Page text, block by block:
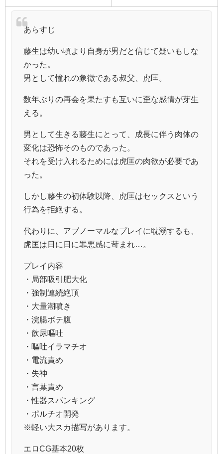
あらすじ
藤生は幼い頃より自身が男だと信じて疑いもしな
かった。
男として憧れの象徴である叔父、虎匡。
数年ぶりの再会を果たすも互いに歪な感情が芽生
える。
男として生きる藤生にとって、成長に伴う肉体の
変化は恐怖そのものであった。
それを受け入れるためには虎匡の肉欲が必要であ
った。
しかし藤生の初体験以降、虎匡はセックスという
行為を拒絶する。
代わりに、アブノーマルなプレイに耽溺するも、
虎匡は日に日に罪悪感に苛まれ…。
プレイ内容
・局部吸引肥大化
・強制連続絶頂
・大量潮噴き
・浣腸ボテ腹
・飲尿嘔吐
・嘔吐イラマチオ
・電流責め
・失神
・言葉責め
・性器スパンキング
・ポルチオ開発
※軽い大スカ描写があります。
エロCG基本20枚